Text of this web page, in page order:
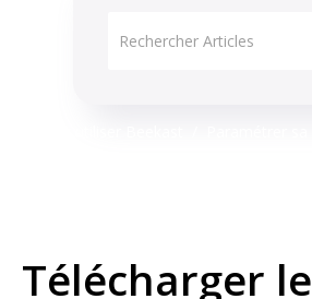
Télécharger le